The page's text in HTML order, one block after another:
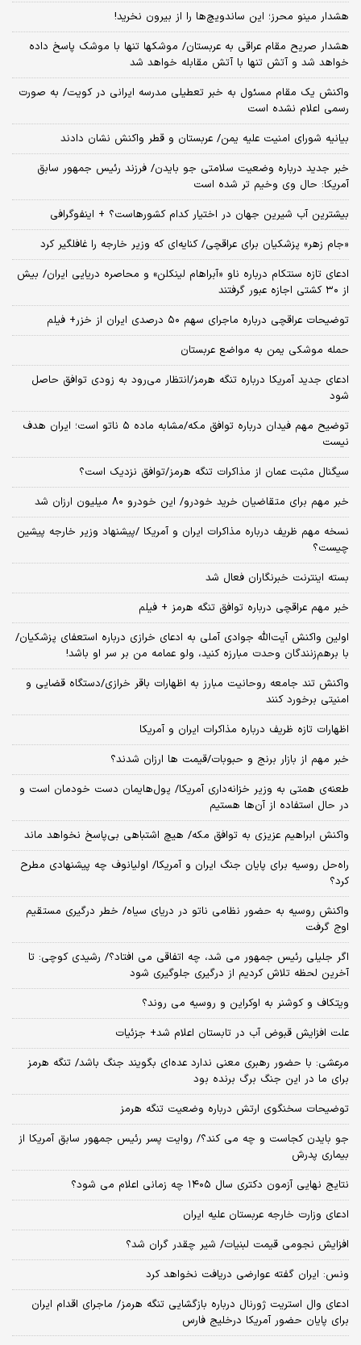
هشدار مینو محرز؛ این ساندویچ‌ها را از بیرون نخرید!
هشدار صریح مقام عراقی به عربستان/ موشکها تنها با موشک پاسخ داده
خواهد شد و آتش تنها با آتش مقابله خواهد شد
واکنش یک مقام مسئول به خبر تعطیلی مدرسه ایرانی در کویت/ به صورت
رسمی اعلام نشده است
بیانیه شورای امنیت علیه یمن/ عربستان و قطر واکنش نشان دادند
خبر جدید درباره وضعیت سلامتی جو بایدن/ فرزند رئیس جمهور سابق
آمریکا: حال وی وخیم تر شده است
بیشترین آب شیرین جهان در اختیار کدام کشورهاست؟ + اینفوگرافی
«جام زهر» پزشکیان برای عراقچی/ کنایه‌ای که وزیر خارجه را غافلگیر کرد
ادعای تازه سنتکام درباره ناو «آبراهام لینکلن» و محاصره دریایی ایران/ بیش
از ۳۰ کشتی اجازه عبور گرفتند
توضیحات عراقچی درباره ماجرای سهم ۵۰ درصدی ایران از خزر+ فیلم
حمله موشکی یمن به مواضع عربستان
ادعای جدید آمریکا درباره تنگه هرمز/انتظار می‌رود به زودی توافق حاصل
شود
توضیح مهم فیدان درباره توافق مکه/مشابه ماده ۵ ناتو است؛ ایران هدف
نیست
سیگنال‌ مثبت عمان از مذاکرات تنگه هرمز/توافق نزدیک است؟
خبر مهم برای متقاضیان خرید خودرو/ این خودرو ۸۰ میلیون ارزان شد
نسخه‌ مهم ظریف درباره مذاکرات ایران و آمریکا /پیشنهاد وزیر خارجه پیشین
چیست؟
بسته اینترنت خبرنگاران فعال شد
خبر مهم عراقچی درباره توافق تنگه هرمز + فیلم
اولین واکنش آیت‌الله جوادی آملی به ادعای خرازی درباره استعفای پزشکیان/
با برهم‌زنندگان وحدت مبارزه کنید، ولو عمامه من بر سر او باشد!
واکنش تند جامعه روحانیت مبارز به اظهارات باقر خرازی/دستگاه قضایی و
امنیتی برخورد کنند
اظهارات تازه ظریف درباره مذاکرات ایران و آمریکا
خبر مهم از بازار برنج و حبوبات/قیمت ها ارزان شدند؟
طعنه‌ی‌ همتی به وزیر خزانه‌داری آمریکا/ پول‌هایمان دست خودمان است و
در حال استفاده از آن‌ها هستیم
واکنش ابراهیم عزیزی به توافق مکه/ هیچ اشتباهی بی‌پاسخ نخواهد ماند
راه‌حل روسیه برای پایان جنگ ایران و آمریکا/ اولیانوف چه پیشنهادی مطرح
کرد؟
واکنش روسیه به حضور نظامی ناتو در دریای سیاه/ خطر درگیری مستقیم
اوج گرفت
اگر جلیلی رئیس جمهور می شد، چه اتفاقی می افتاد؟/ رشیدی کوچی: تا
آخرین لحظه تلاش کردیم از درگیری جلوگیری شود
ویتکاف و کوشنر به اوکراین و روسیه می روند؟
علت افزایش قبوض آب در تابستان اعلام شد+ جزئیات
مرعشی: با حضور رهبری معنی ندارد عده‌ای بگویند جنگ باشد/ تنگه هرمز
برای ما در این جنگ برگ برنده بود
توضیحات سخنگوی ارتش درباره وضعیت تنگه هرمز
جو بایدن کجاست و چه می کند؟/ روایت پسر رئیس جمهور سابق آمریکا از
بیماری پدرش
نتایج نهایی آزمون دکتری سال ۱۴۰۵ چه زمانی اعلام می شود؟
ادعای وزارت خارجه عربستان علیه ایران
افزایش نجومی قیمت لبنیات/ شیر چقدر گران شد؟
ونس: ایران گفته عوارضی دریافت نخواهد کرد
ادعای وال استریت ژورنال درباره بازگشایی تنگه هرمز/ ماجرای اقدام ایران
برای پایان حضور آمریکا درخلیج فارس